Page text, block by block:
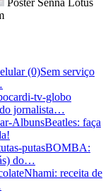
Poster Senna Lotus
Sem serviço
jornalista…
Beatles: faça
BOMBA:
do…
Nhami: receita de